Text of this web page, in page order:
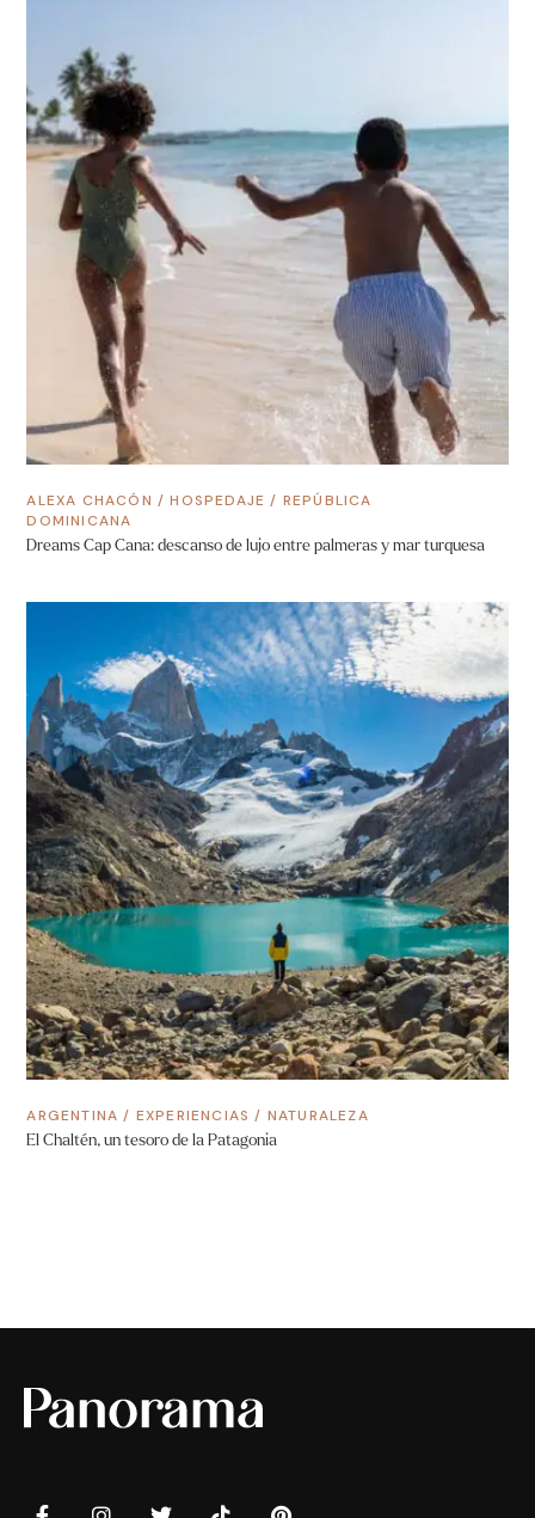
ALEXA CHACÓN /HOSPEDAJE / REPÚBLICA
DOMINICANA
Dreams Cap Cana: descanso de lujo entre palmeras y mar turquesa
ARGENTINA / EXPERIENCIAS / NATURALEZA
El Chaltén, un tesoro de la Patagonia